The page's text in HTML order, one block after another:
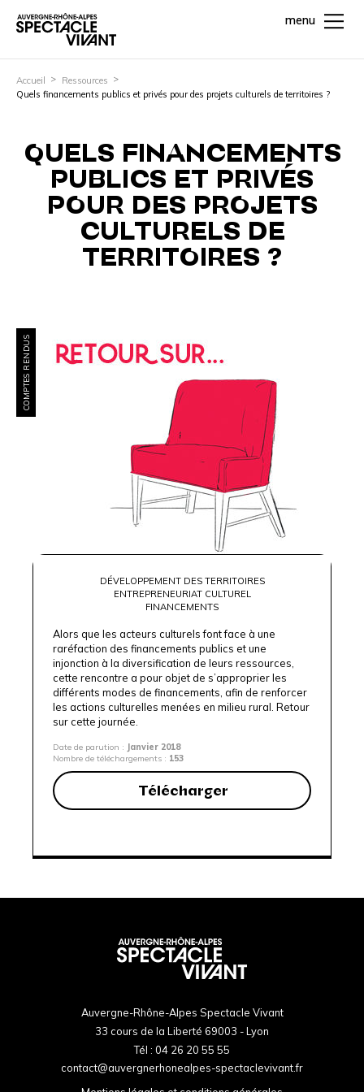
menu
Accueil
Ressources
Quels financements publics et privés pour des projets culturels de territoires ?
QUELS FINANCEMENTS
PUBLICS ET PRIVÉS
POUR DES PROJETS
CULTURELS DE
TERRITOIRES ?
COMPTES RENDUS
DÉVELOPPEMENT DES TERRITOIRES
ENTREPRENEURIAT CULTUREL
FINANCEMENTS
Alors que les acteurs culturels font face à une
raréfaction des financements publics et une
injonction à la diversification de leurs ressources,
cette rencontre a pour objet de s’approprier les
différents modes de financements, afin de renforcer
les actions culturelles menées en milieu rural. Retour
sur cette journée.
Date de parution : Janvier 2018
Nombre de téléchargements : 153
Télécharger
Auvergne-Rhône-Alpes Spectacle Vivant
33 cours de la Liberté 69003 - Lyon
Tél : 04 26 20 55 55
contact@auvergnerhonealpes-spectaclevivant.fr